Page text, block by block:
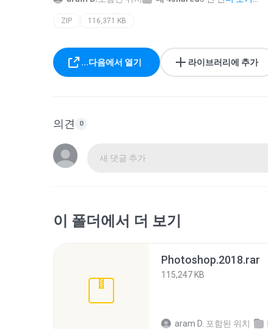
ZIP 116,371 KB
...다음에서 열기 라이브러리에 추가
의견 0
새 댓글 추가
이 폴더에서 더 보기
Photoshop.2018.rar
115,247 KB
aram D. 포함된 위치